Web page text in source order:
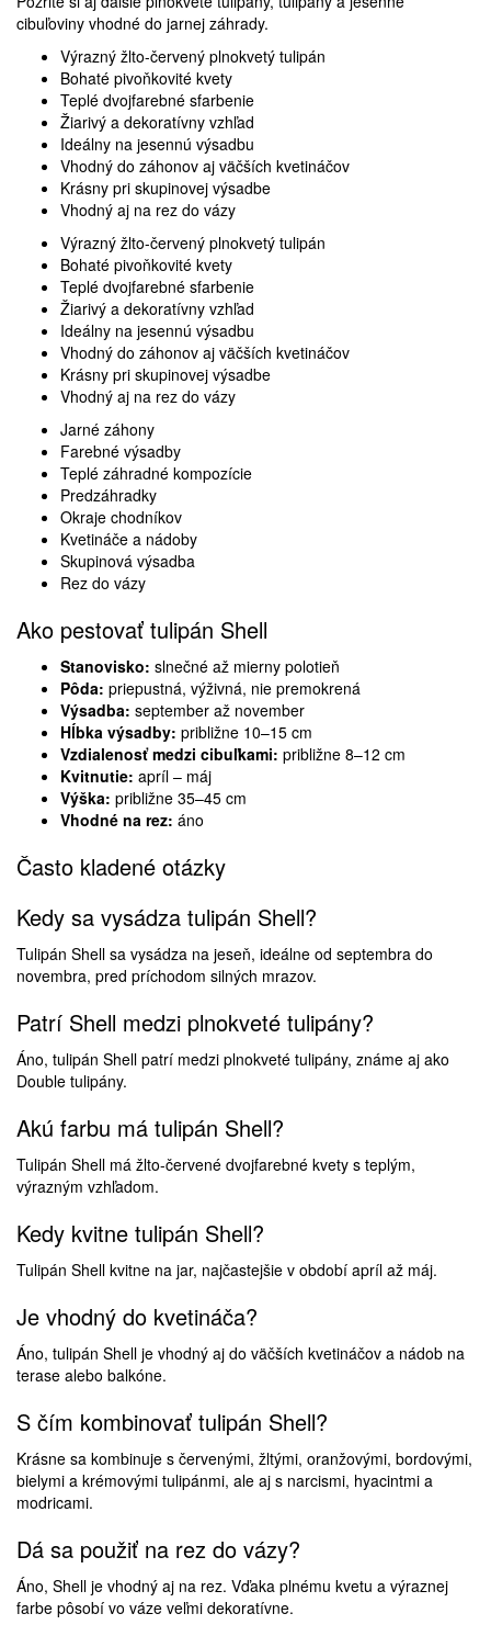
cibuľoviny vhodné do jarnej záhrady.
Výrazný žlto-červený plnokvetý tulipán
Bohaté pivoňkovité kvety
Teplé dvojfarebné sfarbenie
Žiarivý a dekoratívny vzhľad
Ideálny na jesennú výsadbu
Vhodný do záhonov aj väčších kvetináčov
Krásny pri skupinovej výsadbe
Vhodný aj na rez do vázy
Výrazný žlto-červený plnokvetý tulipán
Bohaté pivoňkovité kvety
Teplé dvojfarebné sfarbenie
Žiarivý a dekoratívny vzhľad
Ideálny na jesennú výsadbu
Vhodný do záhonov aj väčších kvetináčov
Krásny pri skupinovej výsadbe
Vhodný aj na rez do vázy
Jarné záhony
Farebné výsadby
Teplé záhradné kompozície
Predzáhradky
Okraje chodníkov
Kvetináče a nádoby
Skupinová výsadba
Rez do vázy
Ako pestovať tulipán Shell
Stanovisko: slnečné až mierny polotieň
Pôda: priepustná, výživná, nie premokrená
Výsadba: september až november
Hĺbka výsadby: približne 10–15 cm
Vzdialenosť medzi cibuľkami: približne 8–12 cm
Kvitnutie: apríl – máj
Výška: približne 35–45 cm
Vhodné na rez: áno
Často kladené otázky
Kedy sa vysádza tulipán Shell?
Tulipán Shell sa vysádza na jeseň, ideálne od septembra do
novembra, pred príchodom silných mrazov.
Patrí Shell medzi plnokveté tulipány?
Áno, tulipán Shell patrí medzi plnokveté tulipány, známe aj ako
Double tulipány.
Akú farbu má tulipán Shell?
Tulipán Shell má žlto-červené dvojfarebné kvety s teplým,
výrazným vzhľadom.
Kedy kvitne tulipán Shell?
Tulipán Shell kvitne na jar, najčastejšie v období apríl až máj.
Je vhodný do kvetináča?
Áno, tulipán Shell je vhodný aj do väčších kvetináčov a nádob na
terase alebo balkóne.
S čím kombinovať tulipán Shell?
Krásne sa kombinuje s červenými, žltými, oranžovými, bordovými,
bielymi a krémovými tulipánmi, ale aj s narcismi, hyacintmi a
modricami.
Dá sa použiť na rez do vázy?
Áno, Shell je vhodný aj na rez. Vďaka plnému kvetu a výraznej
farbe pôsobí vo váze veľmi dekoratívne.